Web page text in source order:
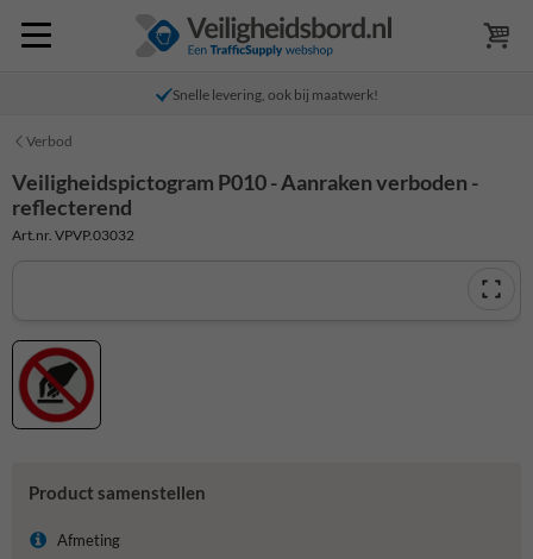
Snelle levering, ook bij maatwerk!
Verbod
Veiligheidspictogram P010 - Aanraken verboden -
reflecterend
Art.nr. VPVP.03032
Product samenstellen
Afmeting